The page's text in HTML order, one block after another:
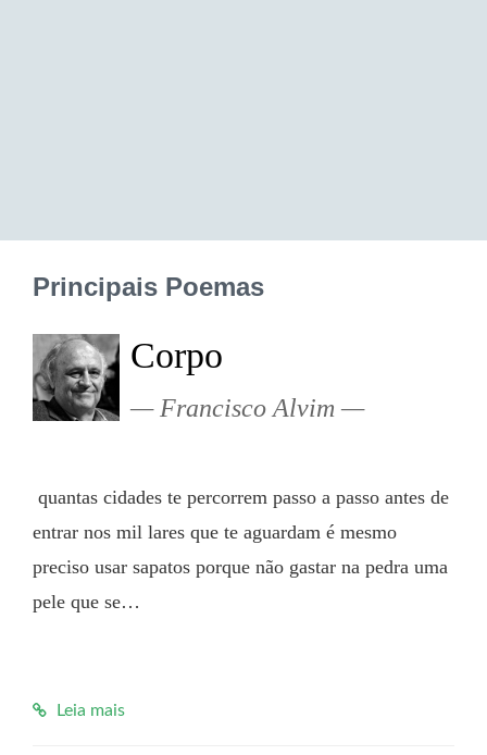
Principais Poemas
Corpo
Francisco Alvim
entrar nos mil lares que te aguardam é mesmo
preciso usar sapatos porque não gastar na pedra uma
pele que se…
Leia mais